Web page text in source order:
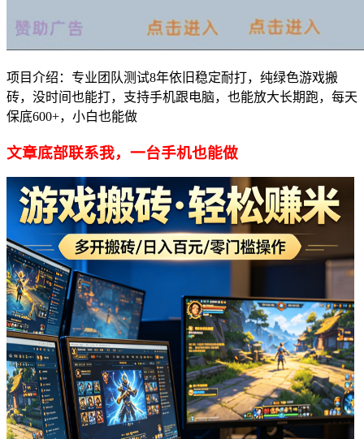
项目介绍：专业团队测试8年依旧稳定耐打，纯绿色游戏搬
砖，没时间也能打，支持手机跟电脑，也能放大长期跑，每天
保底600+，小白也能做
文章底部联系我，一台手机也能做